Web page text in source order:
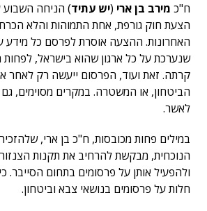
ח"כ מירב בן ארי (יש עתיד) הניחה השבוע
הצעת חוק גורפת, אחת התמוהות והלא
האחרונות. ההצעה אוסרת לפרסם כל מידע
שנערכת על כל ארגון שהוא בישראל,
קרתה. זאת ועוד, הפרסום ייעשה רק לאחר
הביטחון, או המשטרה. במקרים מסוימים,
לאשר.
במילים פחות מכובסות, ח"כ בן ארי,
הנוכחית, מבקשת להרחיב את תקנות
ולהפעיל אותן על פרסומים בתחום הסייבר.
חלות על פרסומים בנושאי צבא וביטחון.